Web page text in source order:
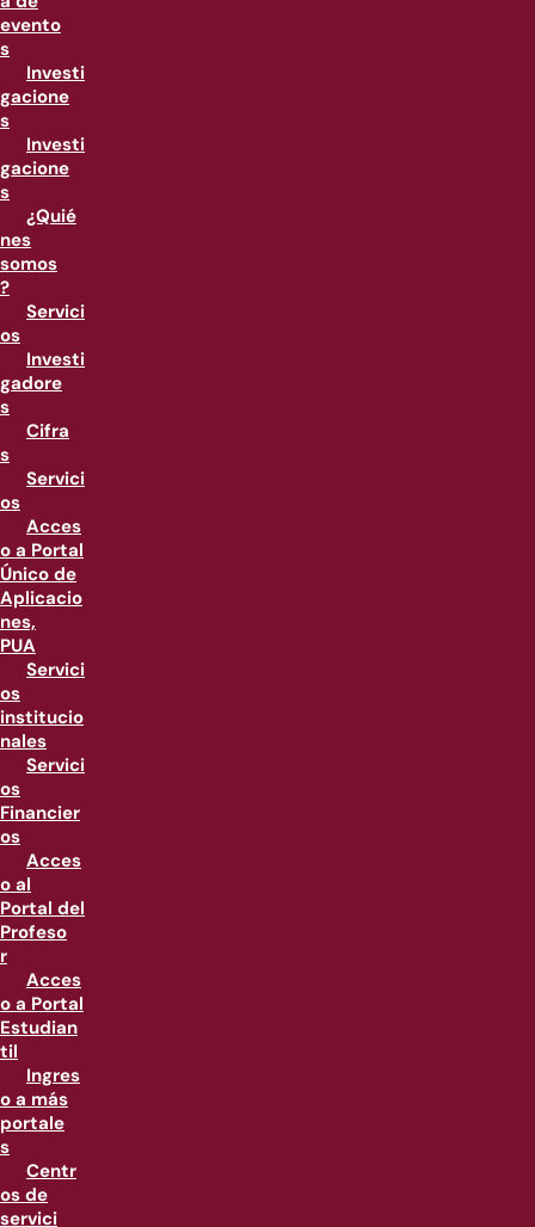
evento
s
Investi
gacione
s
Investi
gacione
s
¿Quié
nes
somos
?
Servici
os
Investi
gadore
s
Cifra
s
Servici
os
Acces
o a Portal
Único de
Aplicacio
nes,
PUA
Servici
os
institucio
nales
Servici
os
Financier
os
Acces
o al
Portal del
Profeso
r
Acces
o a Portal
Estudian
til
Ingres
o a más
portale
s
Centr
os de
servici